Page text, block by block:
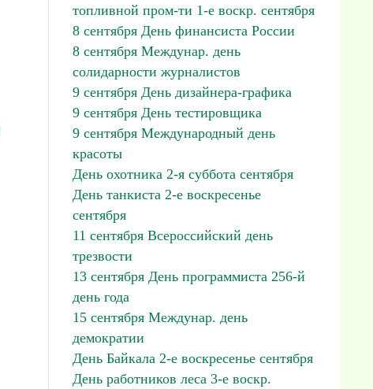
топливной пром-ти 1-е воскр. сентября
8 сентября День финансиста России
8 сентября Междунар. день
солидарности журналистов
9 сентября День дизайнера-графика
9 сентября День тестировщика
9 сентября Международный день
красоты
День охотника 2-я суббота сентября
День танкиста 2-е воскресенье
сентября
11 сентября Всероссийский день
трезвости
13 сентября День программиста 256-й
день года
15 сентября Междунар. день
демократии
День Байкала 2-е воскресенье сентября
День работников леса 3-е воскр.